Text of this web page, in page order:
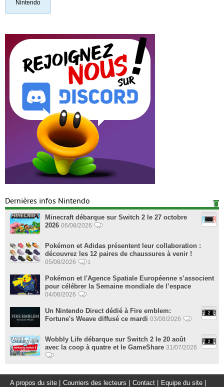
Nintendo
Dernières infos Nintendo
Minecraft débarque sur Switch 2 le 27 octobre
2026 06/08/2026
Pokémon et Adidas présentent leur collaboration :
découvrez les 12 paires de chaussures à venir !
05/08/2026 1
Pokémon et l'Agence Spatiale Européenne s’associent
pour célébrer la Semaine mondiale de l’espace
04/08/2026
Un Nintendo Direct dédié à Fire emblem:
Fortune's Weave diffusé ce mardi 03/08/2026
Wobbly Life débarque sur Switch 2 le 20 août
avec la coop à quatre et le GameShare 31/07/2026
A propos du site | Courriers des lecteurs | Contact | Equipe du site |